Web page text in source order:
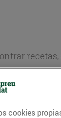
CONSELLS
cookies